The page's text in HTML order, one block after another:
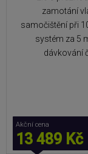
zamotání
samočištění při
systém za 5
dávkování
Akční cena
13 489 Kč